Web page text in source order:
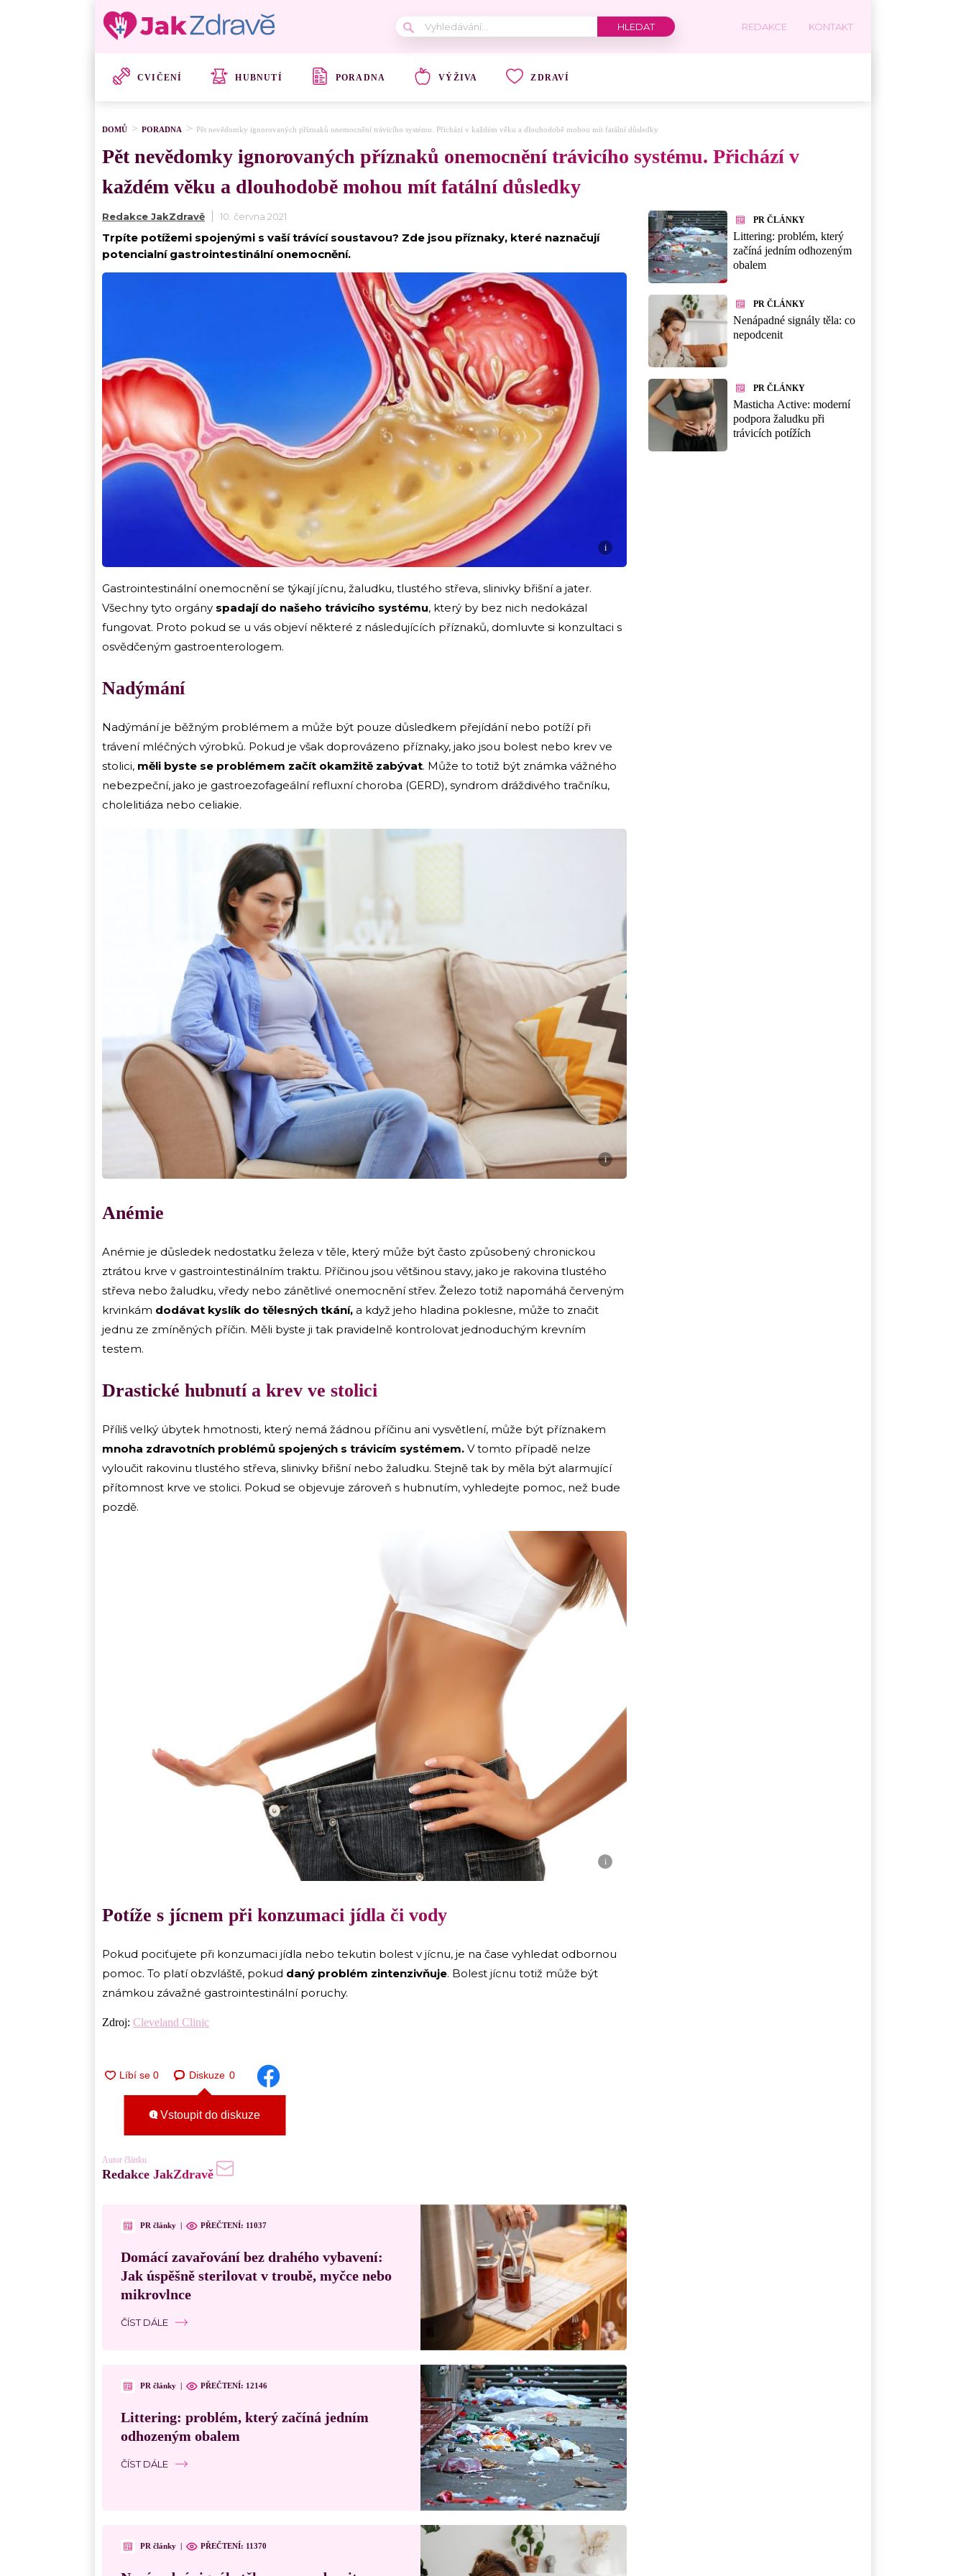
REDAKCE KONTAKT
CVIČENÍ HUBNUTÍ PORADNA VÝŽIVA ZDRAVÍ
DOMŮ PORADNA Pět nevědomky ignorovaných příznaků onemocnění trávicího systému. Přichází v každém věku a dlouhodobě mohou mít fatální důsledky
Pět nevědomky ignorovaných příznaků onemocnění trávicího systému. Přichází v
každém věku a dlouhodobě mohou mít fatální důsledky
Redakce JakZdravě 10. června 2021
Trpíte potížemi spojenými s vaší trávící soustavou? Zde jsou příznaky, které naznačují
potencialní gastrointestinální onemocnění.
i
Gastrointestinální onemocnění se týkají jícnu, žaludku, tlustého střeva, slinivky břišní a jater.
Všechny tyto orgány spadají do našeho trávicího systému, který by bez nich nedokázal
fungovat. Proto pokud se u vás objeví některé z následujících příznaků, domluvte si konzultaci s
osvědčeným gastroenterologem.
Nadýmání
Nadýmání je běžným problémem a může být pouze důsledkem přejídání nebo potíží při
trávení mléčných výrobků. Pokud je však doprovázeno příznaky, jako jsou bolest nebo krev ve
stolici, měli byste se problémem začít okamžitě zabývat. Může to totiž být známka vážného
nebezpeční, jako je gastroezofageální refluxní choroba (GERD), syndrom dráždivého tračníku,
cholelitiáza nebo celiakie.
i
Anémie
Anémie je důsledek nedostatku železa v těle, který může být často způsobený chronickou
ztrátou krve v gastrointestinálním traktu. Příčinou jsou většinou stavy, jako je rakovina tlustého
střeva nebo žaludku, vředy nebo zánětlivé onemocnění střev. Železo totiž napomáhá červeným
krvinkám dodávat kyslík do tělesných tkání, a když jeho hladina poklesne, může to značit
jednu ze zmíněných příčin. Měli byste ji tak pravidelně kontrolovat jednoduchým krevním
testem.
Drastické hubnutí a krev ve stolici
Příliš velký úbytek hmotnosti, který nemá žádnou příčinu ani vysvětlení, může být příznakem
mnoha zdravotních problémů spojených s trávicím systémem. V tomto případě nelze
vyloučit rakovinu tlustého střeva, slinivky břišní nebo žaludku. Stejně tak by měla být alarmující
přítomnost krve ve stolici. Pokud se objevuje zároveň s hubnutím, vyhledejte pomoc, než bude
pozdě.
i
Potíže s jícnem při konzumaci jídla či vody
Pokud pociťujete při konzumaci jídla nebo tekutin bolest v jícnu, je na čase vyhledat odbornou
pomoc. To platí obzvláště, pokud daný problém zintenzivňuje. Bolest jícnu totiž může být
známkou závažné gastrointestinální poruchy.
Zdroj: Cleveland Clinic
Diskuze 0
Vstoupit do diskuze
Autor článku
Redakce JakZdravě
PR články PŘEČTENÍ: 11037
Domácí zavařování bez drahého vybavení:
Jak úspěšně sterilovat v troubě, myčce nebo
mikrovlnce
ČÍST DÁLE
PR články PŘEČTENÍ: 12146
Littering: problém, který začíná jedním
odhozeným obalem
ČÍST DÁLE
PR články PŘEČTENÍ: 11370
PR ČLÁNKY
Littering: problém, který
začíná jedním odhozeným
obalem
PR ČLÁNKY
Nenápadné signály těla: co
nepodcenit
PR ČLÁNKY
Masticha Active: moderní
podpora žaludku při
trávicích potížích